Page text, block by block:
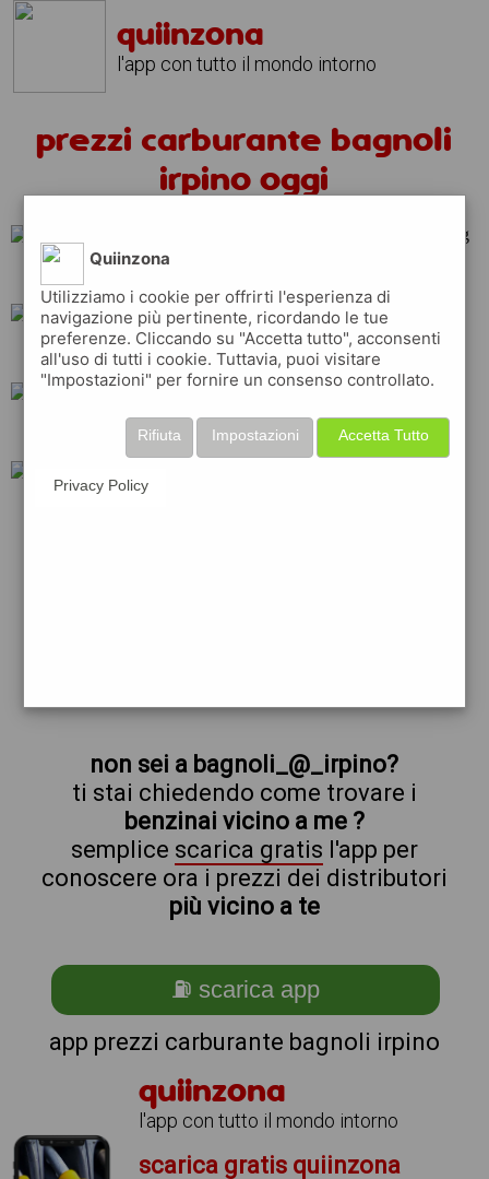
quiinzona
l'app con tutto il mondo intorno
prezzi carburante bagnoli
irpino oggi
api q8 total
ip tamoil
non sei a bagnoli_@_irpino?
ti stai chiedendo come trovare i
benzinai vicino a me ?
semplice scarica gratis l'app per
conoscere ora i prezzi dei distributori
più vicino a te
⛽ scarica app
app prezzi carburante bagnoli irpino
quiinzona
l'app con tutto il mondo intorno
scarica gratis quiinzona
Quiinzona
Utilizziamo i cookie per offrirti l'esperienza di
navigazione più pertinente, ricordando le tue
preferenze. Cliccando su "Accetta tutto", acconsenti
all'uso di tutti i cookie. Tuttavia, puoi visitare
"Impostazioni" per fornire un consenso controllato.
Accetta Tutto
Impostazioni
Rifiuta
Privacy Policy